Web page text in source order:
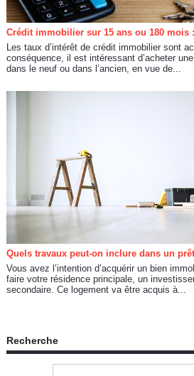
Crédit immobilier sur 15 ans ou 180 mois
Les taux d’intérêt de crédit immobilier sont
conséquence, il est intéressant d’acheter
dans le neuf ou dans l’ancien, en vue de...
Quels travaux peut-on inclure dans un
Vous avez l’intention d’acquérir un bien
faire votre résidence principale, un
secondaire. Ce logement va être acquis à...
Recherche